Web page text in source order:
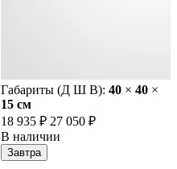
Габариты (Д Ш В): 40 × 40 ×
15 cм
18 935 ₽ 27 050 ₽
В наличии
Завтра